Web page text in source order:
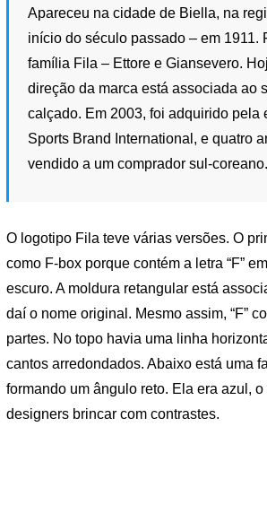
Apareceu na cidade de Biella, na
início do século passado – em 1911.
família Fila – Ettore e Giansevero.
direção da marca está associada ao
calçado. Em 2003, foi adquirido pela
Sports Brand International, e quatro
vendido a um comprador sul-coreano.
O logotipo Fila teve várias versões. O
como F-box porque contém a letra “F”
escuro. A moldura retangular está
daí o nome original. Mesmo assim, “F”
partes. No topo havia uma linha
cantos arredondados. Abaixo está uma
formando um ângulo reto. Ela era azul,
designers brincar com contrastes.